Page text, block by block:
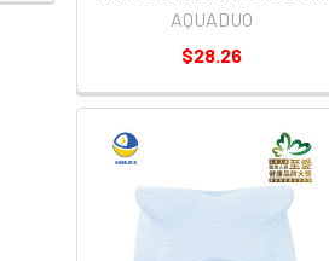
AQUADUO
$28.26